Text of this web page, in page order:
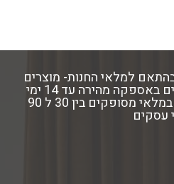
למלאי החנות- מוצרים
הקיימים במלאי מסופקים באספקה מהירה עד 14 ימי
עסקים, מוצרים שאינם במלאי מסופקים בין 30 ל 90
עסקים